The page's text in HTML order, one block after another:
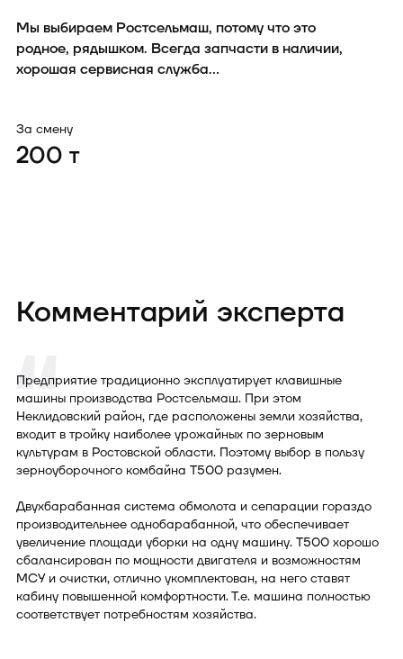
За смену
200 т
Мы выбираем Ростсельмаш, потому что это
родное, рядышком. Всегда запчасти в наличии,
хорошая сервисная служба…
Комментарий эксперта
Предприятие традиционно эксплуатирует клавишные
машины производства Ростсельмаш. При этом
Неклидовский район, где расположены земли хозяйства,
входит в тройку наиболее урожайных по зерновым
культурам в Ростовской области. Поэтому выбор в пользу
зерноуборочного комбайна T500 разумен.
Двухбарабанная система обмолота и сепарации гораздо
производительнее однобарабанной, что обеспечивает
увеличение площади уборки на одну машину. T500 хорошо
сбалансирован по мощности двигателя и возможностям
МСУ и очистки, отлично укомплектован, на него ставят
кабину повышенной комфортности. Т.е. машина полностью
соответствует потребностям хозяйства.